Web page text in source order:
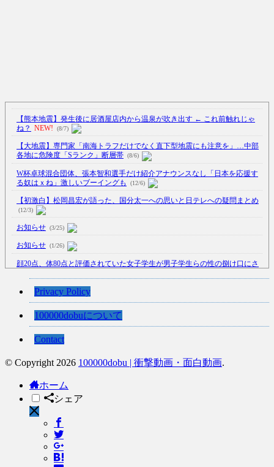
【熊本地震】発生後に居酒屋店内から温泉が吹き出す ← これ前触れじゃ
ね？ NEW! (8/7)
【大地震】専門家「南海トラフだけでなく直下型地震にも注意を」…中部
各地に危険度「Sランク」断層帯 (8/6)
W杯卓球混合団体、張本智和選手だけ紹介アナウンスなし「日本を応援す
る奴はｘね」激しいブーイングも
(12/6)
【初激白】松岡昌宏が語った、国分太一への思いと日テレへの疑問まとめ
(12/3)
お知らせ (3/25)
お知らせ (1/26)
顔20点、体80点と評価されていた女子学生が男子学生らの性の捌け口にさ
【中国】処理水の問題化狙うも不発？ASEAN関連会合で賛同広がらず
【韓国】54.1％「IAEA報告書を信用しない」
Powered by livedoor 相互RSS
Privacy Policy
100000dobuについて
Contact
© Copyright 2026 100000dobu | 衝撃動画・面白動画.
ホーム
シェア